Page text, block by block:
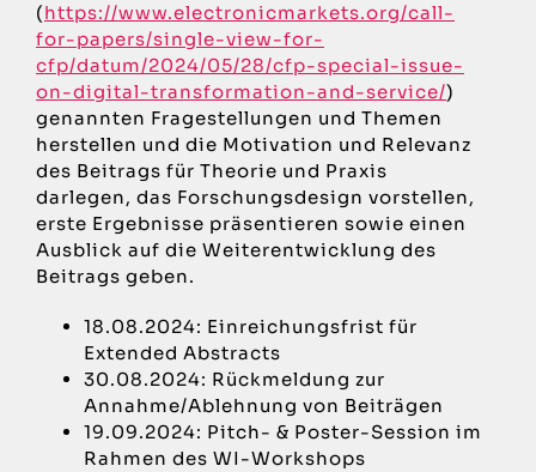
(https://www.electronicmarkets.org/call-
for-papers/single-view-for-
cfp/datum/2024/05/28/cfp-special-issue-
on-digital-transformation-and-service/)
genannten Fragestellungen und Themen
herstellen und die Motivation und Relevanz
des Beitrags für Theorie und Praxis
darlegen, das Forschungsdesign vorstellen,
erste Ergebnisse präsentieren sowie einen
Ausblick auf die Weiterentwicklung des
Beitrags geben.
18.08.2024: Einreichungsfrist für
Extended Abstracts
30.08.2024: Rückmeldung zur
Annahme/Ablehnung von Beiträgen
19.09.2024: Pitch- & Poster-Session im
Rahmen des WI-Workshops